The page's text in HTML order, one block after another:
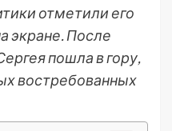
отметили его
экране. После
пошла в гору,
востребованных